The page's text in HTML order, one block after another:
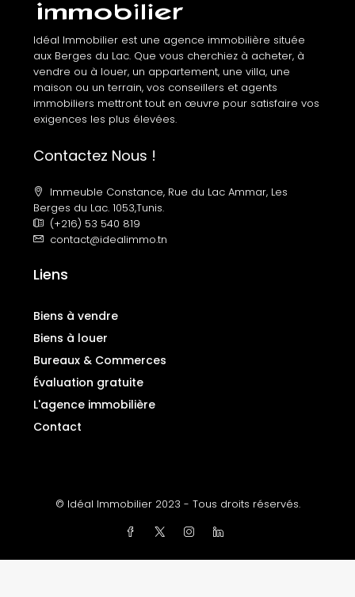
Idéal Immobilier est une agence immobilière située
aux Berges du Lac. Que vous cherchiez à acheter, à
vendre ou à louer, un appartement, une villa, une
maison ou un terrain, vos conseillers et agents
immobiliers mettront tout en œuvre pour satisfaire vos
exigences les plus élevées.
Contactez Nous !
Immeuble Constance, Rue du Lac Ammar, Les
Berges du Lac. 1053,Tunis.
(+216) 53 540 819
contact@idealimmo.tn
Liens
Biens à vendre
Biens à louer
Bureaux & Commerces
Évaluation gratuite
L'agence immobilière
Contact
© Idéal Immobilier 2023 - Tous droits réservés.